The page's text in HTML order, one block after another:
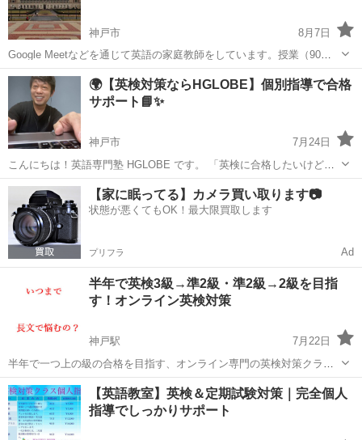
神戸市
8月7日
Google Meetなどを通じて英語の家庭教師をしています。授業（90
分）では読解・リスニングを扱い、英作文についても添削いたしま
す。 【対象】英検１〜準１級、IELTS、TOEFL 、大学・高校受験対
策、その他 ...
兵庫 神戸市 英検 世界史
🌍【英検対策ならHGLOBE】個別指導で合格
サポート📘✨
神戸市
7月24日
こんにちは！英語専門塾 HGLOBE です。 「英検に合格したいけど、
何から始めればいいか分からない…」 そんなあなたのために、
HGLOBEの英検対策講座をご用意しました！ ⸻ 🔍 対象レベル ・
英検5級〜準1級対応 ...
兵庫 神戸市 英検 オンライン
【家に眠ってる】カメラ買い取ります📷
状態が悪くてもOK！最大限買取します
プリフラ Ad
半年で英検3級→準2級・準2級→2級を目指
す！オンライン英検対策
神戸駅
7月22日
半年で一つ上の級の合格を目指す、オンライン専門の英検対策クラス
です！ 「部活や学校で忙しい…」 「何から勉強すればいいかわからな
い…」 そんな方でも大丈夫。経験豊富な講師が、合格までしっかりサ
ポートします。 ...
兵庫 芦屋市 神戸駅 英検 オンライン
【英語教室】英検＆定期試験対策｜完全個人
指導でしっかりサポート